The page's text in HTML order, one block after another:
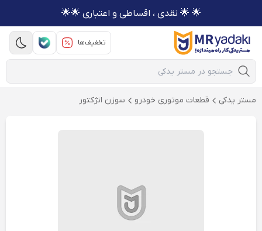
🌟 🌟 نقدی ، اقساطی و اعتباری 🌟🌟
تخفیف‌ها
Mobile Search
مستر یدکی قطعات موتوری خودرو سوزن انژکتور